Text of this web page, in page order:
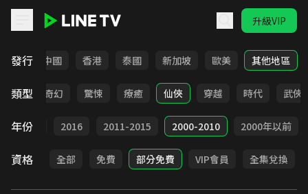
升級VIP
發行
韓國 中國 香港 泰國 新加坡 歐美 其他地區
類型
BL 奇幻 驚悚 療癒 仙俠 穿越 時代 武俠
年份
2017 2016 2011-2015 2000-2010 2000年以前
資格 全部 免費 部分免費 VIP會員 全集兌換